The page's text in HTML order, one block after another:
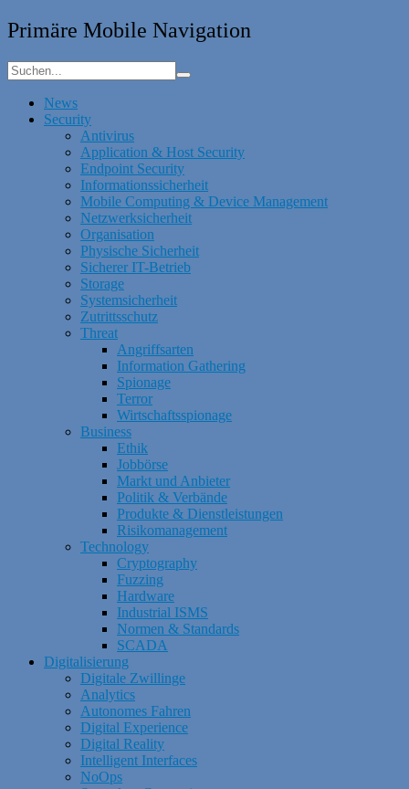
Primäre Mobile Navigation
News
Security
Antivirus
Application & Host Security
Endpoint Security
Informationssicherheit
Mobile Computing & Device Management
Netzwerksicherheit
Organisation
Physische Sicherheit
Sicherer IT-Betrieb
Storage
Systemsicherheit
Zutrittsschutz
Threat
Angriffsarten
Information Gathering
Spionage
Terror
Wirtschaftsspionage
Business
Ethik
Jobbörse
Markt und Anbieter
Politik & Verbände
Produkte & Dienstleistungen
Risikomanagement
Technology
Cryptography
Fuzzing
Hardware
Industrial ISMS
Normen & Standards
SCADA
Digitalisierung
Digitale Zwillinge
Analytics
Autonomes Fahren
Digital Experience
Digital Reality
Intelligent Interfaces
NoOps